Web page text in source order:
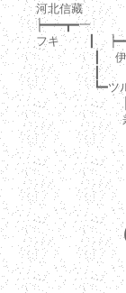
河北信藏
┝━━━┳━一
フキ    ┃
┃
            ┃
┗━ツ